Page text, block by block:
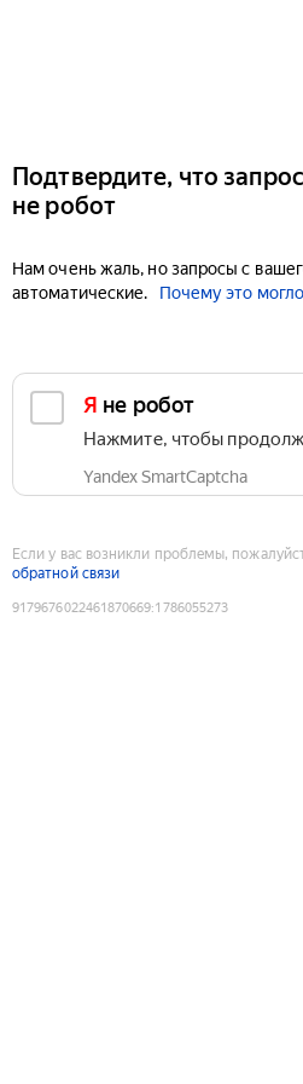
Подтвердите, что
не робот
Нам очень жаль, но запросы с
автоматические.
Почему это
Я не робот
Нажмите, чтобы
Yandex SmartCaptcha
Если у вас возникли проблемы,
обратной связи
9179676022461870669:1786055273